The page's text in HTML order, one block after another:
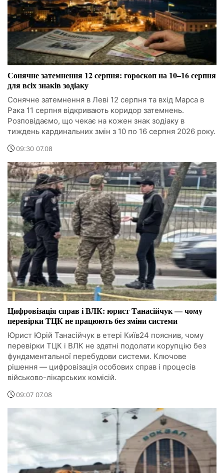
Сонячне затемнення 12 серпня: гороскоп на 10–16 серпня
для всіх знаків зодіаку
Сонячне затемнення в Леві 12 серпня та вхід Марса в
Рака 11 серпня відкривають коридор затемнень.
Розповідаємо, що чекає на кожен знак зодіаку в
тиждень кардинальних змін з 10 по 16 серпня 2026 року.
09:30 07.08
Цифровізація справ і ВЛК: юрист Танасійчук — чому
перевірки ТЦК не працюють без зміни системи
Юрист Юрій Танасійчук в етері Київ24 пояснив, чому
перевірки ТЦК і ВЛК не здатні подолати корупцію без
фундаментальної перебудови системи. Ключове
рішення — цифровізація особових справ і процесів
військово-лікарських комісій.
09:07 07.08